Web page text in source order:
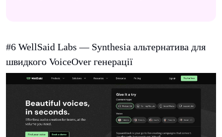
#6 WellSaid Labs — Synthesia альтернатива для
швидкого VoiceOver генерації